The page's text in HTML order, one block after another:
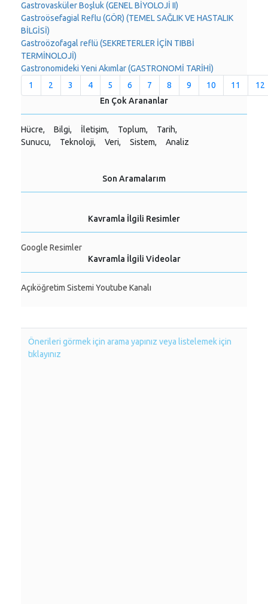
Gastrovasküler Boşluk (GENEL BİYOLOJİ II)
Gastroösefagial Reflu (GÖR) (TEMEL SAĞLIK VE HASTALIK
BİLGİSİ)
Gastroözofagal reflü (SEKRETERLER İÇİN TIBBİ
TERMİNOLOJİ)
Gastronomideki Yeni Akımlar (GASTRONOMİ TARİHİ)
1
2 3 4 5 6 7 8 9 10 11
12
En Çok Arananlar
Hücre, Bilgi, İletişim, Toplum,
Tarih,
Sunucu,
Teknoloji, Veri, Sistem, Analiz
Son Aramalarım
Kavramla İlgili Resimler
Google Resimler
Kavramla İlgili Videolar
Açıköğretim Sistemi Youtube Kanalı
Önerileri görmek için arama yapınız veya listelemek için
tıklayınız